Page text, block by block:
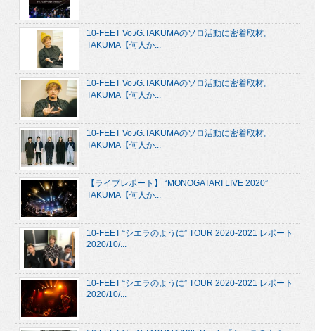
10-FEET Vo./G.TAKUMAのソロ活動に密着取材。
TAKUMA【何人か...
10-FEET Vo./G.TAKUMAのソロ活動に密着取材。
TAKUMA【何人か...
10-FEET Vo./G.TAKUMAのソロ活動に密着取材。
TAKUMA【何人か...
【ライブレポート】 “MONOGATARI LIVE 2020”
TAKUMA【何人か...
10-FEET “シエラのように” TOUR 2020-2021 レポート
2020/10/...
10-FEET “シエラのように” TOUR 2020-2021 レポート
2020/10/...